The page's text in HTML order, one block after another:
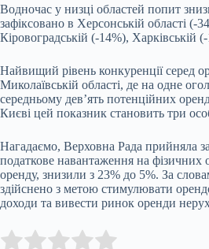
Водночас у низці областей попит
зафіксовано в Херсонській області (-
Кіровоградській (-14%), Харківській
Найвищий рівень конкуренції серед
Миколаївській області, де на одне
середньому дев’ять потенційних
Києві цей показник становить три
Нагадаємо, Верховна Рада прийняла
податкове навантаження на фізичних
оренду, знизили з 23% до 5%. За
здійснено з метою стимулювати
доходи та вивести ринок оренди
Rate this item: